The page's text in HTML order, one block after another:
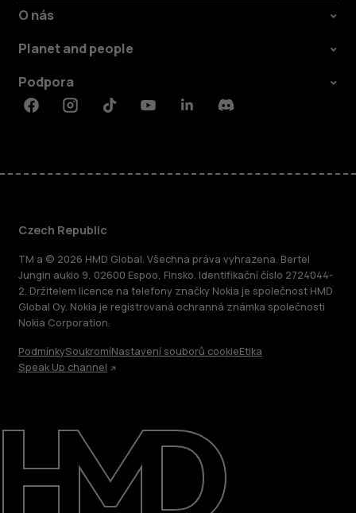
O nás
Oprava, opětovné použití, recyklace
Podpora
Czech Republic
O nás
Planet and people
Podpora
FacebookInstagramTiktokYoutubeLinkedinDiscord
Czech Republic
TM a © 2026 HMD Global. Všechna práva vyhrazena. Bertel
Jungin aukio 9, 02600 Espoo, Finsko. Identifikační číslo 2724044-
2. Držitelem licence na telefony značky Nokia je společnost HMD
Global Oy. Nokia je registrovaná ochranná známka společnosti
Nokia Corporation.
PodmínkySoukromíNastavení souborů cookieEtika
Speak Up channel